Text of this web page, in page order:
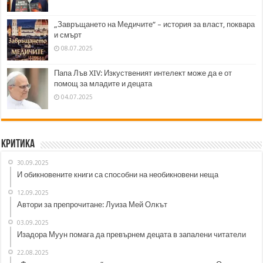
„Завръщането на Медичите“ – история за власт, поквара
и смърт
08.07.2025
Папа Лъв XIV: Изкуственият интелект може да е от
помощ за младите и децата
04.07.2025
Критика
30.09.2025
И обикновените книги са способни на необикновени неща
12.09.2025
Автори за препрочитане: Луиза Мей Олкът
03.09.2025
Изадора Муун помага да превърнем децата в запалени читатели
22.08.2025